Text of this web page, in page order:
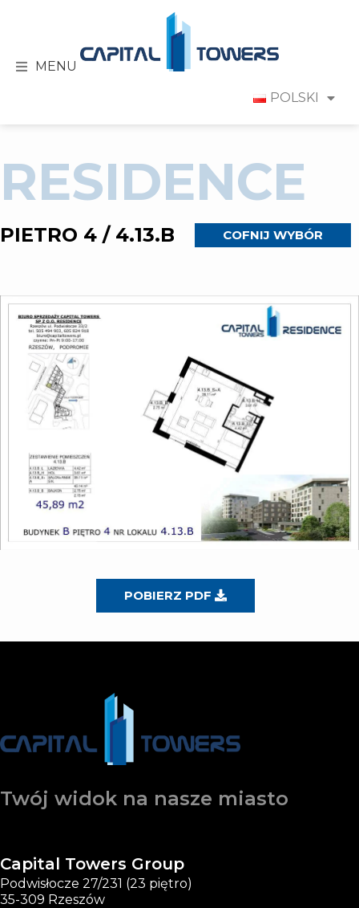
MENU
POLSKI
RESIDENCE
PIETRO 4 / 4.13.B COFNIJ WYBÓR
POBIERZ PDF
Twój widok na nasze miasto
Capital Towers Group
Podwisłocze 27/231 (23 piętro)
35-309 Rzeszów